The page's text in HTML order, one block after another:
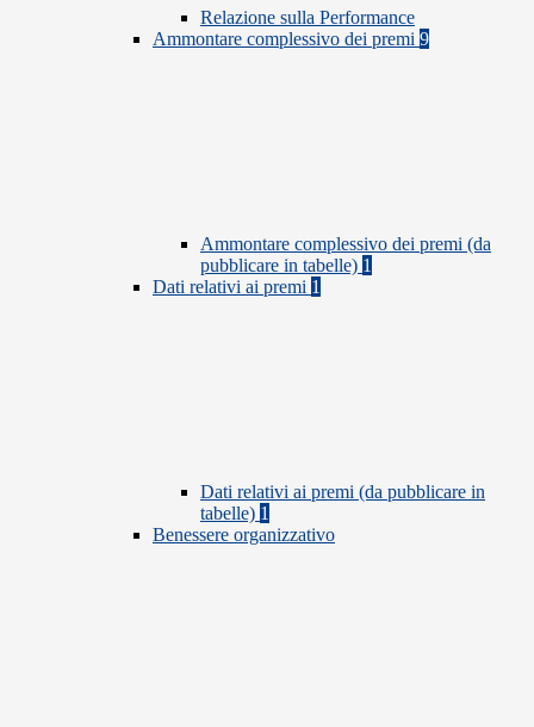
Relazione sulla Performance
Ammontare complessivo dei premi 9
Ammontare complessivo dei premi (da
pubblicare in tabelle) 1
Dati relativi ai premi 1
Dati relativi ai premi (da pubblicare in
tabelle) 1
Benessere organizzativo